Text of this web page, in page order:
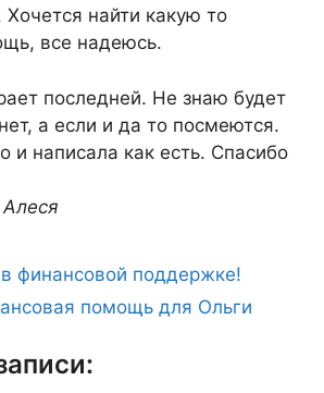
Хочется найти какую то
все надеюсь.
последней. Не знаю будет
а если и да то посмеются.
и написала как есть. Спасибо
финансовой поддержке!
помощь для Ольги